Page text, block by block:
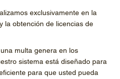
exclusivamente en la
la obtención de licencias de
multa genera en los
sistema está diseñado para
para que usted pueda